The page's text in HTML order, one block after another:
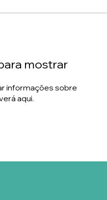
mostrar
informações sobre
aqui.